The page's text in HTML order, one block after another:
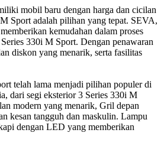
mobil baru dengan harga dan cicilan
Sport adalah pilihan yang tepat. SEVA,
kemudahan dalam proses
330i M Sport. Dengan penawaran
diskon yang menarik, serta fasilitas
telah lama menjadi pilihan populer di
dari segi eksterior 3 Series 330i M
modern yang menarik, Gril depan
kesan tangguh dan maskulin. Lampu
dengan LED yang memberikan